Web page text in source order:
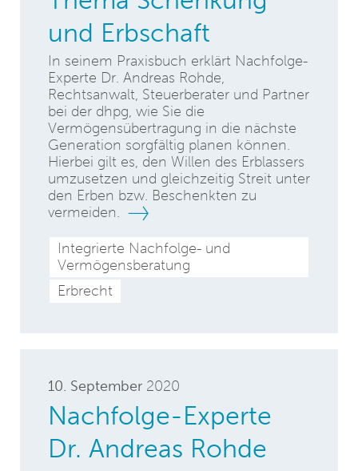
und Erbschaft
In seinem Praxisbuch erklärt Nachfolge-
Experte Dr. Andreas Rohde,
Rechtsanwalt, Steuerberater und Partner
bei der dhpg, wie Sie die
Vermögensübertragung in die nächste
Generation sorgfältig planen können.
Hierbei gilt es, den Willen des Erblassers
umzusetzen und gleichzeitig Streit unter
den Erben bzw. Beschenkten zu
vermeiden.
Integrierte Nachfolge- und
Vermögensberatung
Erbrecht
10. September 2020
Nachfolge-Experte
Dr. Andreas Rohde